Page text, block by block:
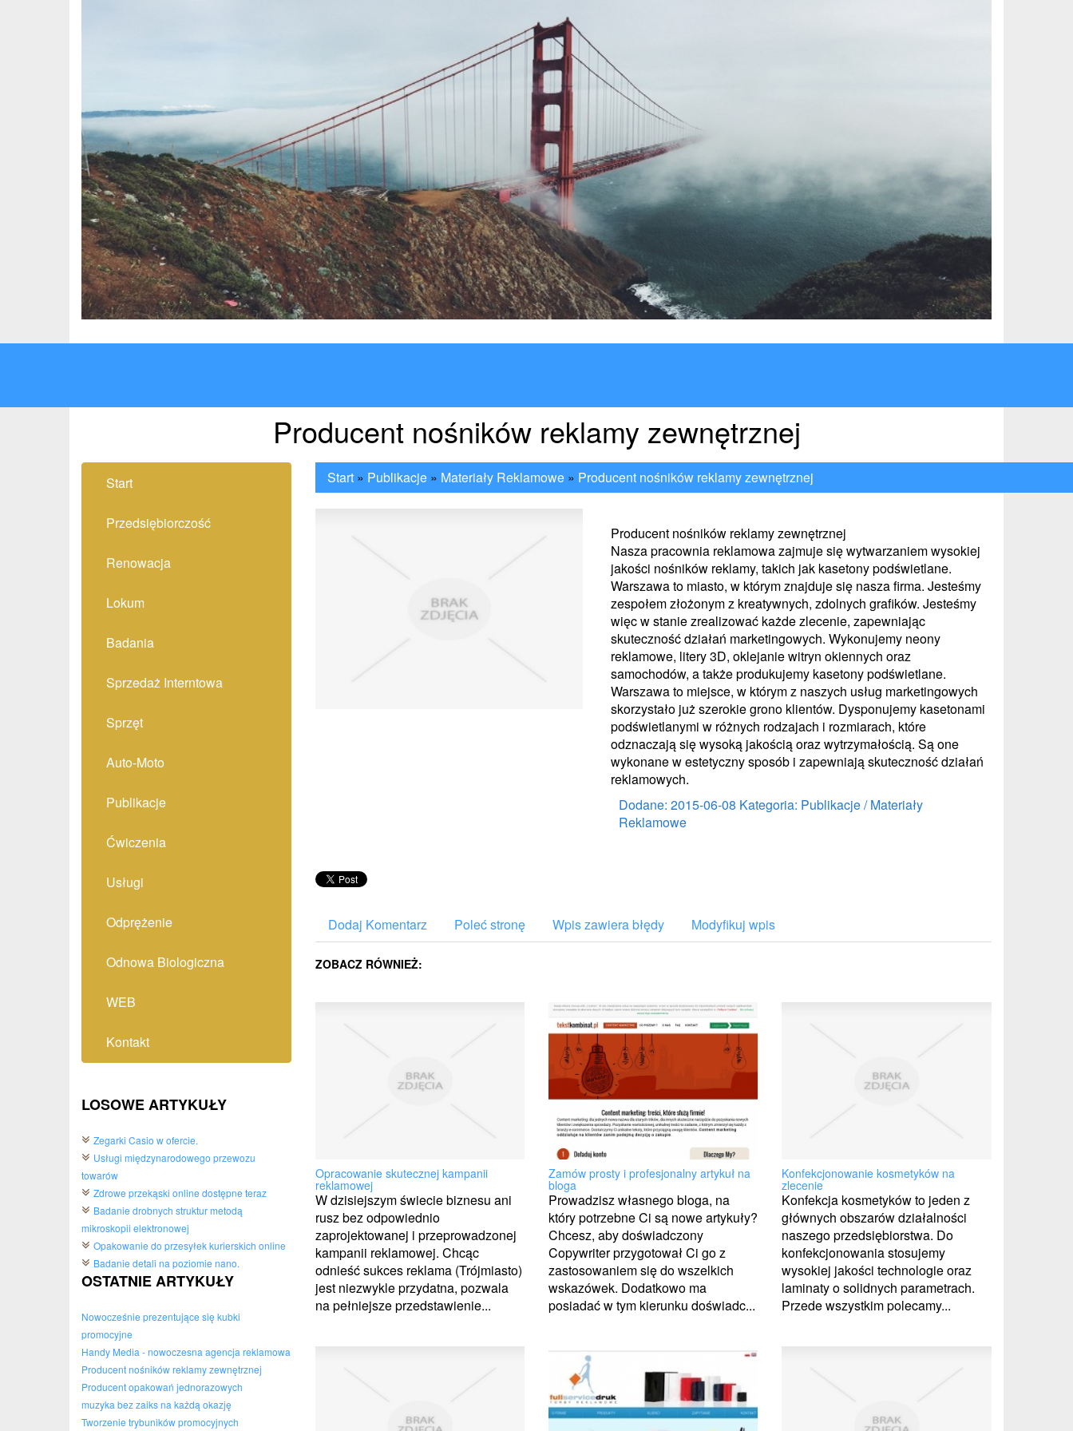
Producent nośników reklamy zewnętrznej
Start
Przedsiębiorczość
Renowacja
Lokum
Badania
Sprzedaż Interntowa
Sprzęt
Auto-Moto
Publikacje
Ćwiczenia
Usługi
Odprężenie
Odnowa Biologiczna
WEB
Kontakt
LOSOWE ARTYKUŁY
Zegarki Casio w ofercie.
Usługi międzynarodowego przewozu
towarów
Zdrowe przekąski online dostępne teraz
Badanie drobnych struktur metodą
mikroskopii elektronowej
Opakowanie do przesyłek kurierskich online
Badanie detali na poziomie nano.
OSTATNIE ARTYKUŁY
Nowocześnie prezentujące się kubki
promocyjne
Handy Media - nowoczesna agencja reklamowa
Producent nośników reklamy zewnętrznej
Producent opakowań jednorazowych
muzyka bez zaiks na każdą okazję
Tworzenie trybuników promocyjnych
Start» Publikacje» Materiały Reklamowe» Producent nośników reklamy zewnętrznej
Producent nośników reklamy zewnętrznej
Nasza pracownia reklamowa zajmuje się wytwarzaniem wysokiej
jakości nośników reklamy, takich jak kasetony podświetlane.
Warszawa to miasto, w którym znajduje się nasza firma. Jesteśmy
zespołem złożonym z kreatywnych, zdolnych grafików. Jesteśmy
więc w stanie zrealizować każde zlecenie, zapewniając
skuteczność działań marketingowych. Wykonujemy neony
reklamowe, litery 3D, oklejanie witryn okiennych oraz
samochodów, a także produkujemy kasetony podświetlane.
Warszawa to miejsce, w którym z naszych usług marketingowych
skorzystało już szerokie grono klientów. Dysponujemy kasetonami
podświetlanymi w różnych rodzajach i rozmiarach, które
odznaczają się wysoką jakością oraz wytrzymałością. Są one
wykonane w estetyczny sposób i zapewniają skuteczność działań
reklamowych.
Dodane: 2015-06-08 Kategoria: Publikacje / Materiały
Reklamowe
Dodaj Komentarz Poleć stronę Wpis zawiera błędy Modyfikuj wpis
ZOBACZ RÓWNIEŻ:
Opracowanie skutecznej kampanii
reklamowej
W dzisiejszym świecie biznesu ani
rusz bez odpowiednio
zaprojektowanej i przeprowadzonej
kampanii reklamowej. Chcąc
odnieść sukces reklama (Trójmiasto)
jest niezwykle przydatna, pozwala
na pełniejsze przedstawienie...
Zamów prosty i profesjonalny artykuł na
bloga
Prowadzisz własnego bloga, na
który potrzebne Ci są nowe artykuły?
Chcesz, aby doświadczony
Copywriter przygotował Ci go z
zastosowaniem się do wszelkich
wskazówek. Dodatkowo ma
posiadać w tym kierunku doświadc...
Konfekcjonowanie kosmetyków na
zlecenie
Konfekcja kosmetyków to jeden z
głównych obszarów działalności
naszego przedsiębiorstwa. Do
konfekcjonowania stosujemy
wysokiej jakości technologie oraz
laminaty o solidnych parametrach.
Przede wszystkim polecamy...